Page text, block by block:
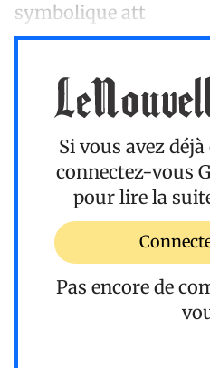
symbolique att
Si vous avez
connectez-vous
pour lire la
Pas encore de